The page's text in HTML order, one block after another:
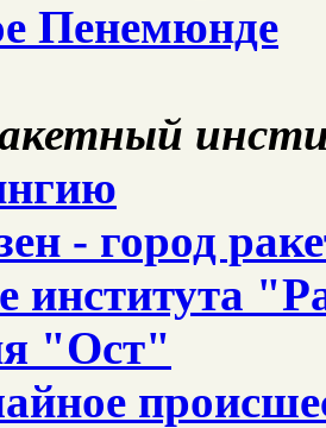
Пенемюнде
- город
института
"Ост"